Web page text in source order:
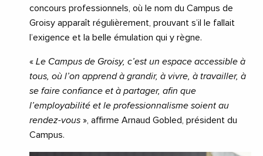
concours professionnels, où le nom du Campus de
Groisy apparaît régulièrement, prouvant s’il le fallait
l’exigence et la belle émulation qui y règne.
« Le Campus de Groisy, c’est un espace accessible à
tous, où l’on apprend à grandir, à vivre, à travailler, à
se faire confiance et à partager, afin que
l’employabilité et le professionnalisme soient au
rendez-vous », affirme Arnaud Gobled, président du
Campus.